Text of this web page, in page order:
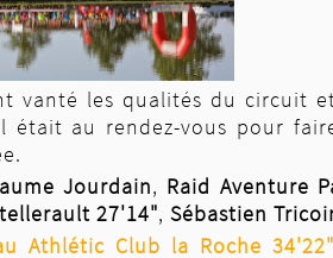
vanté les qualités du circuit
était au rendez-vous pour
Jourdain, Raid Aventure
27'14", Sébastien
Athlétic Club la Roche 34'22"